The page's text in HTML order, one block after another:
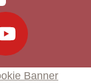
Banner